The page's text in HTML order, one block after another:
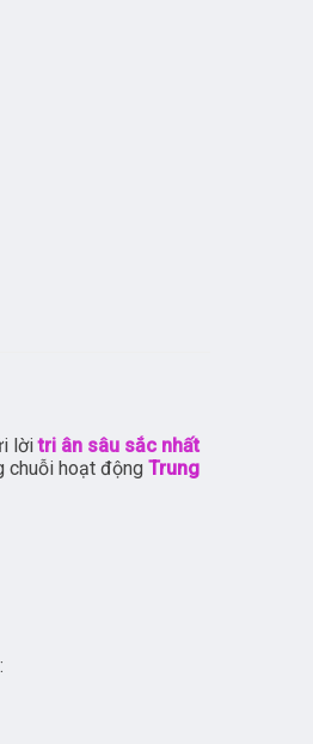
lời tri ân sâu sắc nhất
chuỗi hoạt động Trung